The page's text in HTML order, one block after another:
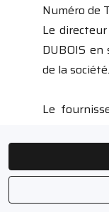
Numéro de
Le
DUBOIS
de la société.
Le
offre de
social se
South